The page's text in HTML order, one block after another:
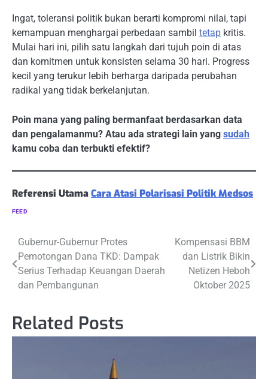
Ingat, toleransi politik bukan berarti kompromi nilai, tapi
kemampuan menghargai perbedaan sambil tetap kritis.
Mulai hari ini, pilih satu langkah dari tujuh poin di atas
dan komitmen untuk konsisten selama 30 hari. Progress
kecil yang terukur lebih berharga daripada perubahan
radikal yang tidak berkelanjutan.
Poin mana yang paling bermanfaat berdasarkan data
dan pengalamanmu? Atau ada strategi lain yang sudah
kamu coba dan terbukti efektif?
Referensi UtamaCara Atasi Polarisasi Politik Medsos
FEED
Navigasi
pos
Gubernur-Gubernur Protes
Pemotongan Dana TKD: Dampak
Serius Terhadap Keuangan Daerah
dan Pembangunan
Kompensasi BBM
dan Listrik Bikin
Netizen Heboh
Oktober 2025
Related Posts